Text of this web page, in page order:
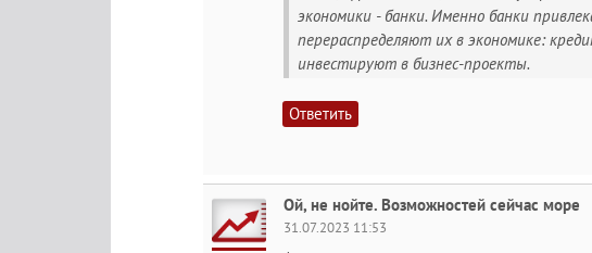
экономики - банки. Именно банки
перераспределяют их в экономике:
инвестируют в бизнес-проекты.
Ответить
Ой, не нойте. Возможностей сейчас море
31.07.2023 11:53